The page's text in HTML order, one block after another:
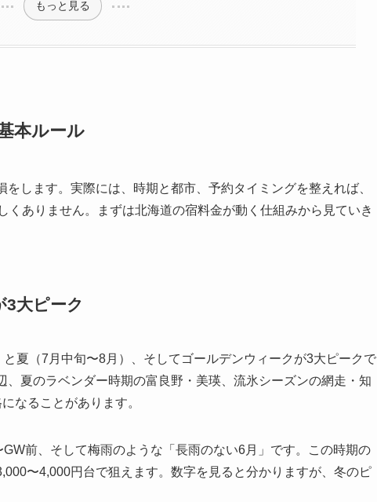
もっと見る
本ルール
をします。実際には、時期と都市、予約タイミングを整えれば、
ありません。まずは北海道の宿料金が動く仕組みから見ていき
3大ピーク
夏（7月中旬〜8月）、そしてゴールデンウィークが3大ピークで
夏のラベンダー時期の富良野・美瑛、流氷シーズンの網走・知
なることがあります。
前、そして梅雨のような「長雨のない6月」です。この時期の
〜4,000円台で狙えます。数字を見ると分かりますが、冬のピ